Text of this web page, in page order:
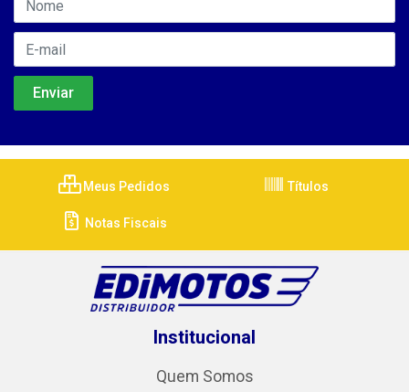
Meus Pedidos Títulos
Notas Fiscais
Institucional
Quem Somos